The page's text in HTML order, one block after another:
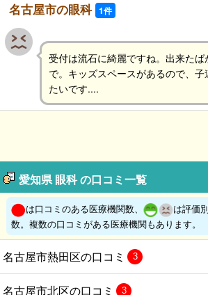
名古屋市の眼科 1件
受付は流石に綺麗ですね。出来たば
で。キッズスペースがあるので、
たいです....
愛知県 眼科 の口コミ一覧
は口コミのある医療機関数、
は評価
数。複数の口コミがある医療機関もあります。
名古屋市熱田区の口コミ 3
名古屋市北区の口コミ 3